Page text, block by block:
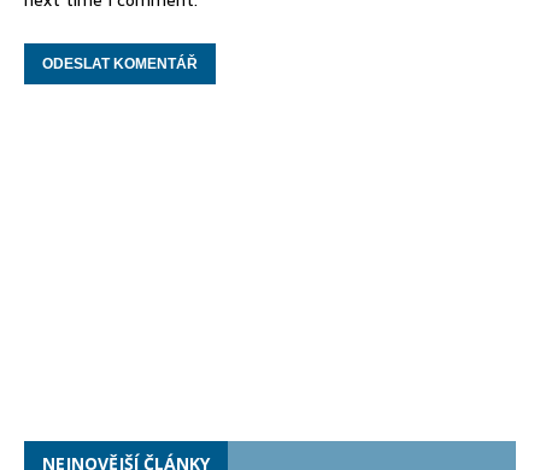
NEJNOVĚJŠÍ ČLÁNKY